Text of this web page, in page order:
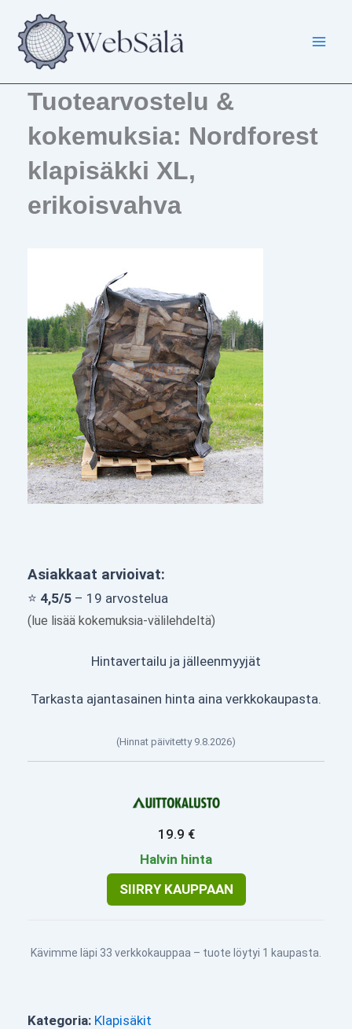
sisältöön
Tuotearvostelu &
kokemuksia: Nordforest
klapisäkki XL,
erikoisvahva
Asiakkaat arvioivat:
⭐ 4,5/5 – 19 arvostelua
(lue lisää kokemuksia-välilehdeltä)
Hintavertailu ja jälleenmyyjät
Tarkasta ajantasainen hinta aina verkkokaupasta.
(Hinnat päivitetty 9.8.2026)
19.9 €
Halvin hinta
SIIRRY KAUPPAAN
Kävimme läpi 33 verkkokauppaa – tuote löytyi 1 kaupasta.
Kategoria: Klapisäkit